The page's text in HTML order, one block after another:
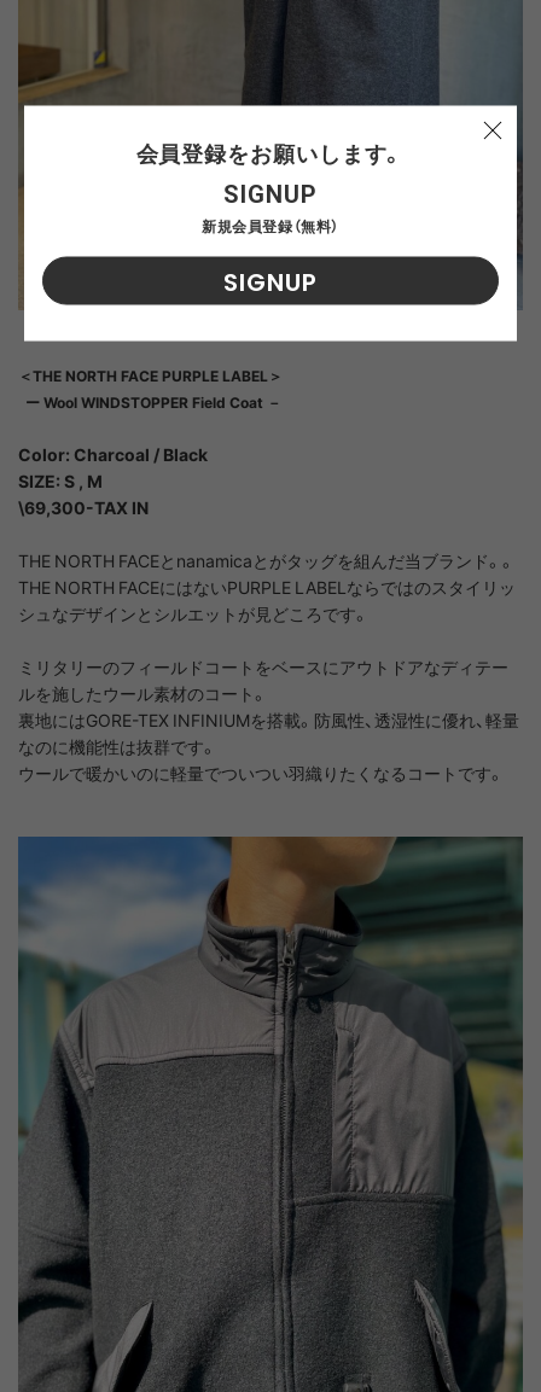
＜THE NORTH FACE PURPLE LABEL＞
ー Wool WINDSTOPPER Field Coat －
Color: Charcoal / Black
SIZE: S , M
\69,300-TAX IN
THE NORTH FACEとnanamicaとがタッグを組んだ当ブランド。。
THE NORTH FACEにはないPURPLE LABELならではのスタイリッ
シュなデザインとシルエットが見どころです。
ミリタリーのフィールドコートをベースにアウトドアなディテー
ルを施したウール素材のコート。
裏地にはGORE-TEX INFINIUMを搭載。防風性、透湿性に優れ、軽量
なのに機能性は抜群です。
ウールで暖かいのに軽量でついつい羽織りたくなるコートです。
会員登録をお願いします。
SIGNUP
新規会員登録（無料）
SIGNUP